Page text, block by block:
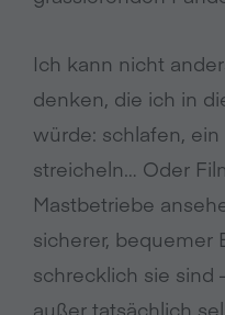
Ich kann nicht
denken, die ich in
würde: schlafen,
streicheln… Oder
Mastbetriebe
sicherer, bequemer
schrecklich sie sind
außer tatsächlich